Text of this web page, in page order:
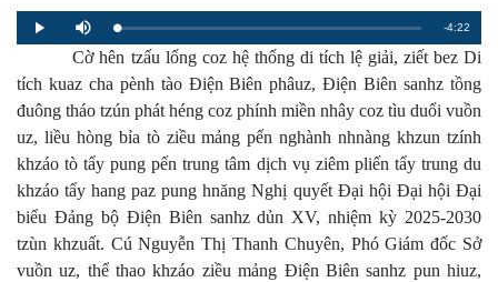
Play Mute Loaded:
0%
Progress:
0%
Remaining
Time
-4:22
Cờ hên tzấu lống coz hệ thống di tích lệ giải, ziết bez Di
tích kuaz cha pènh tào Điện Biên phâuz, Điện Biên sanhz tồng
đuông tháo tzún phát héng coz phính miền nhây coz tìu duổi vuồn
uz, liều hòng bỉa tò ziều mảng pến nghành nhnàng khzun tzính
khzáo tò tẩy pung pến trung tâm dịch vụ ziêm pliến tẩy trung du
khzáo tẩy hang paz pung hnăng Nghị quyết Đại hội Đại hội Đại
biểu Đảng bộ Điện Biên sanhz dủn XV, nhiệm kỳ 2025-2030
tzùn khzuất. Cú Nguyễn Thị Thanh Chuyên, Phó Giám đốc Sở
vuồn uz, thể thao khzáo ziều mảng Điện Biên sanhz pun hiuz,